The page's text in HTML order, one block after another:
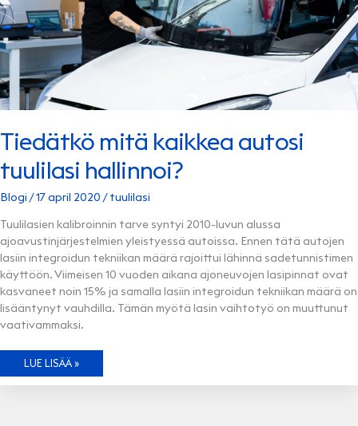
Tiedätkö mitä kaikkea autosi
tuulilasi hallinnoi?
Blogi /17 april 2020 /tuulilasi
Tuulilasien kalibroinnin tarve syntyi 2010-luvun alussa
ajoavustinjärjestelmien yleistyessä autoissa. Ennen tätä autojen
lasiin integroidun tekniikan määrä rajoittui lähinnä sadetunnistimen
käyttöön. Viimeisen 10 vuoden aikana ajoneuvojen lasipinnat ovat
kasvaneet noin 15% ja samalla lasiin integroidun tekniikan määrä on
lisääntynyt vauhdilla. Tämän myötä lasin vaihtotyö on muuttunut
vaativammaksi.
TIEDÄTKÖ
KAIKKEA
LUE LISÄÄ »